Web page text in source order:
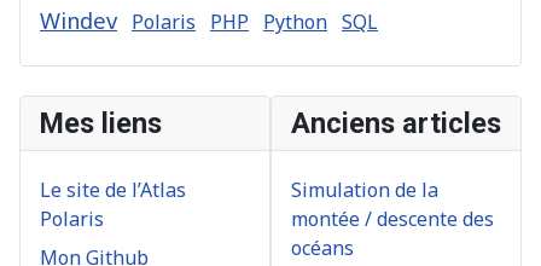
Windev Polaris PHP Python SQL
Mes liens
Le site de l’Atlas
Polaris
Mon Github
Anciens articles
Simulation de la
montée / descente des
océans